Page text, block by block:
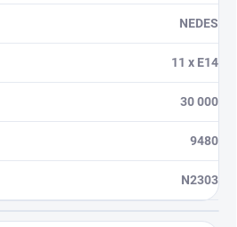
NEDES
11 x E14
30 000
9480
N2303